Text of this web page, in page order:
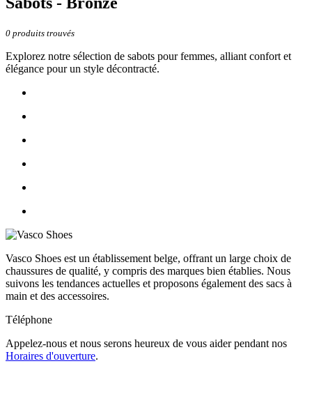
0 produits trouvés
Explorez notre sélection de sabots pour femmes, alliant confort et
élégance pour un style décontracté.
Vasco Shoes est un établissement belge, offrant un large choix de
chaussures de qualité, y compris des marques bien établies. Nous
suivons les tendances actuelles et proposons également des sacs à
main et des accessoires.
Téléphone
Appelez-nous et nous serons heureux de vous aider pendant nos
Horaires d'ouverture.